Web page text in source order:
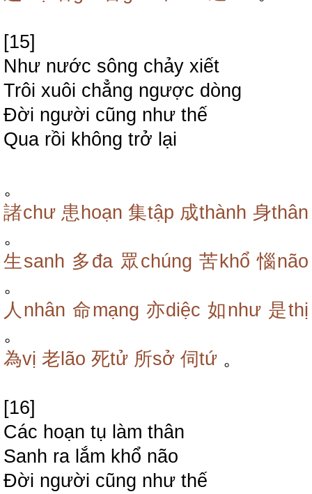
[15]
Như nước sông chảy xiết
Trôi xuôi chẳng ngược dòng
Đời người cũng như thế
Qua rồi không trở lại
。
諸chư 患hoạn 集tập 成thành 身thân
。
生sanh 多đa 眾chúng 苦khổ 惱não
。
人nhân 命mạng 亦diệc 如như 是thị
。
為vị 老lão 死tử 所sở 伺tứ 。
[16]
Các hoạn tụ làm thân
Sanh ra lắm khổ não
Đời người cũng như thế